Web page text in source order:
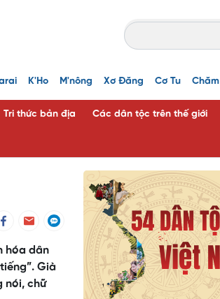
K'Ho M'nông Xơ Đăng Cơ Tu Chăm
Tri thức bản địa Các dân tộc trên thế giới
hóa dân
Già
nói, chữ